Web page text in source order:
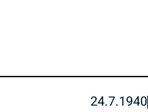
24.7.1940